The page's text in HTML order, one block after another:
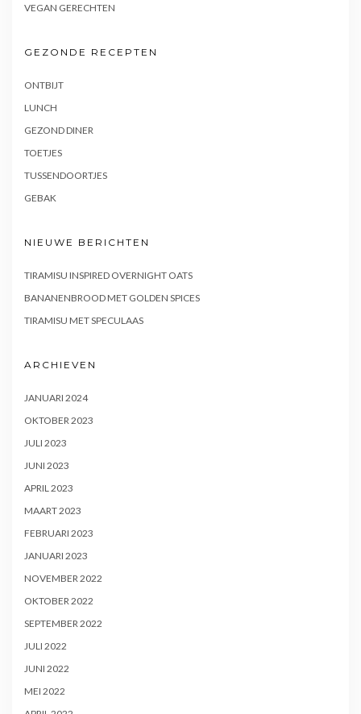
VEGAN GERECHTEN
GEZONDE RECEPTEN
ONTBIJT
LUNCH
GEZOND DINER
TOETJES
TUSSENDOORTJES
GEBAK
NIEUWE BERICHTEN
TIRAMISU INSPIRED OVERNIGHT OATS
BANANENBROOD MET GOLDEN SPICES
TIRAMISU MET SPECULAAS
ARCHIEVEN
JANUARI 2024
OKTOBER 2023
JULI 2023
JUNI 2023
APRIL 2023
MAART 2023
FEBRUARI 2023
JANUARI 2023
NOVEMBER 2022
OKTOBER 2022
SEPTEMBER 2022
JULI 2022
JUNI 2022
MEI 2022